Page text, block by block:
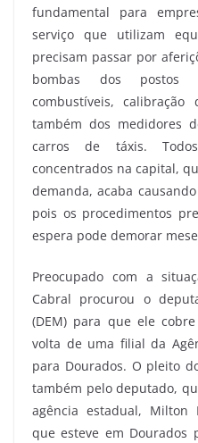
fundamental para
serviço que utilizam
precisam passar por
bombas dos postos
combustíveis,
também dos medidores
carros de táxis.
concentrados na capital,
demanda, acaba
pois os procedimentos
espera pode demorar
Preocupado com a
Cabral procurou o
(DEM) para que ele
volta de uma filial da
para Dourados. O pleito
também pelo deputado,
agência estadual, Milton
que esteve em Dourados